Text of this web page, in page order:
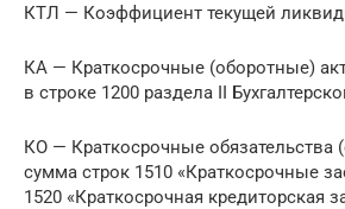
КТЛ — Коэффициент текущей
КА — Краткосрочные (оборотные)
в строке 1200 раздела II
КО — Краткосрочные обязательства
сумма строк 1510 «Краткосрочные
1520 «Краткосрочная кредиторская